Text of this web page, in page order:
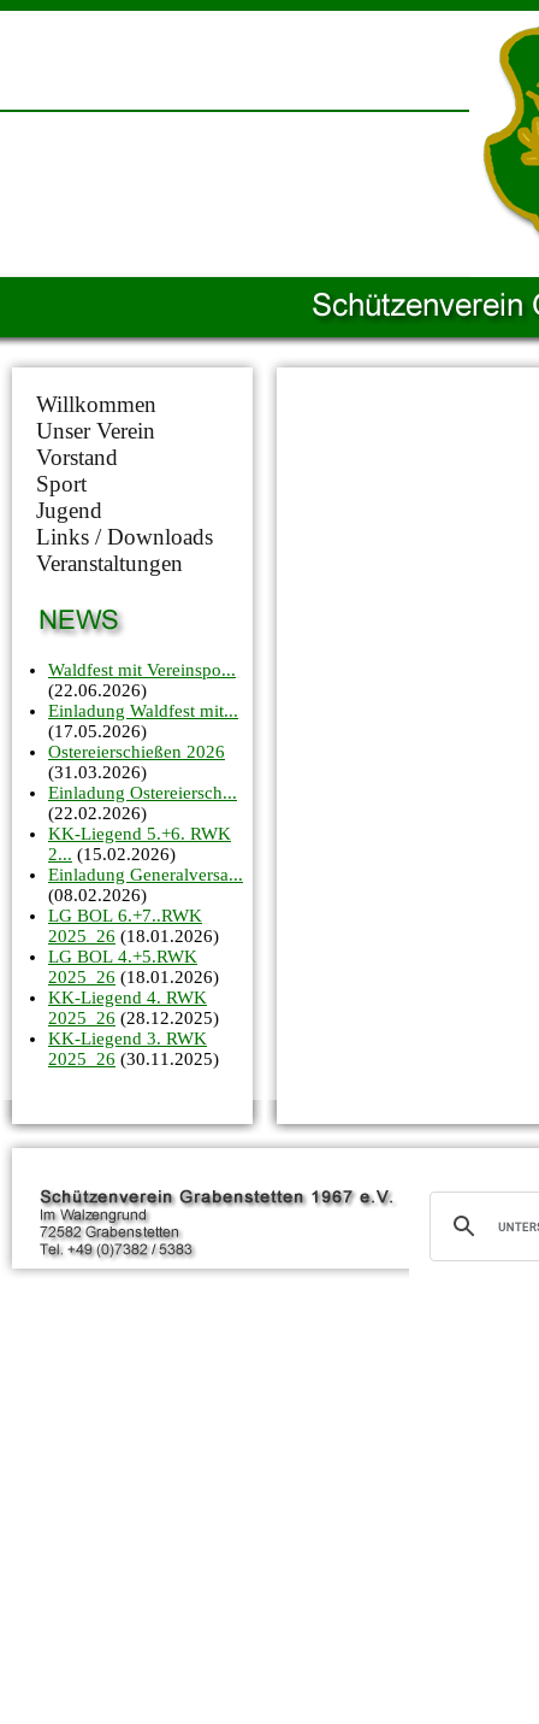
Willkommen
Unser Verein
Vorstand
Sport
Jugend
Links / Downloads
Veranstaltungen
Waldfest mit Vereinspo...
(22.06.2026)
Einladung Waldfest mit...
(17.05.2026)
Ostereierschießen 2026
(31.03.2026)
Einladung Ostereiersch...
(22.02.2026)
KK-Liegend 5.+6. RWK
2... (15.02.2026)
Einladung Generalversa...
(08.02.2026)
LG BOL 6.+7..RWK
2025_26 (18.01.2026)
LG BOL 4.+5.RWK
2025_26 (18.01.2026)
KK-Liegend 4. RWK
2025_26 (28.12.2025)
KK-Liegend 3. RWK
2025_26 (30.11.2025)